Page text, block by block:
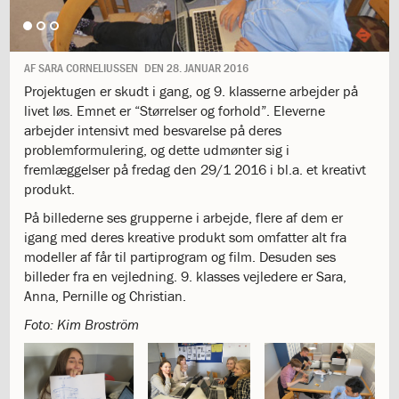
days
giving
it
Grow
1.13:
Move
it!
1.14:
Ucycle
cycle
Recycle
1.15:
Historie
1.16:
Bombningen
af
Institut
Jeanne
d’Arc
1.17:
Markering
af
AFSARA CORNELIUSSEN DEN 28. JANUAR 2016
Projektugen er skudt i gang, og 9. klasserne arbejder på
livet løs. Emnet er “Størrelser og forhold”. Eleverne
arbejder intensivt med besvarelse på deres
problemformulering, og dette udmønter sig i
fremlæggelser på fredag den 29/1 2016 i bl.a. et kreativt
produkt.
På billederne ses grupperne i arbejde, flere af dem er
igang med deres kreative produkt som omfatter alt fra
modeller af får til partiprogram og film. Desuden ses
billeder fra en vejledning. 9. klasses vejledere er Sara,
Anna, Pernille og Christian.
Foto: Kim Broström